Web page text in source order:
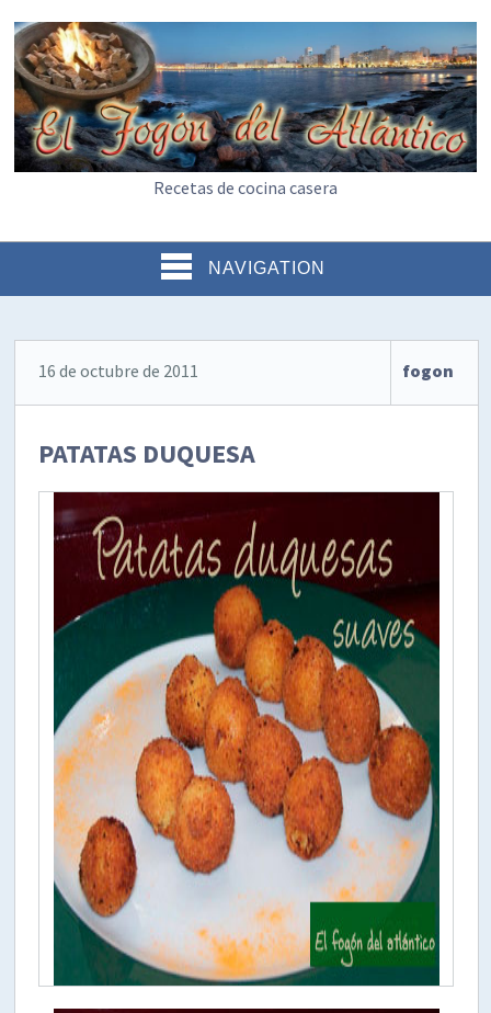
Recetas de cocina casera
NAVIGATION
16 de octubre de 2011 fogon
PATATAS DUQUESA